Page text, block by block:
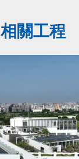
相關工程